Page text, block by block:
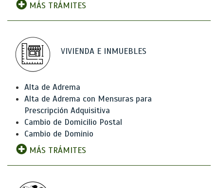
MÁS TRÁMITES
VIVIENDA E INMUEBLES
Alta de Adrema
Alta de Adrema con Mensuras para
Prescripción Adquisitiva
Cambio de Domicilio Postal
Cambio de Dominio
MÁS TRÁMITES